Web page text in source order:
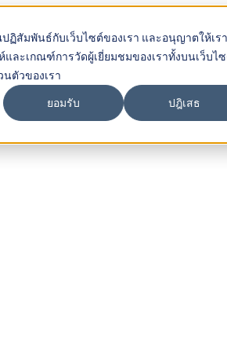
ฏิสัมพันธ์กับเว็บไซต์ของเรา และอนุญาตให้เรา
ละเกณฑ์การวัดผู้เยี่ยมชมของเราทั้งบนเว็บไ
ตัวของเรา
ยอมรับ ปฎิเสธ